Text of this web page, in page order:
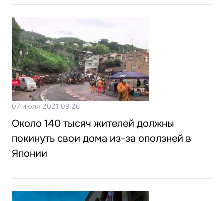
07 июля 2021 09:26
Около 140 тысяч жителей должны
покинуть свои дома из-за оползней в
Японии